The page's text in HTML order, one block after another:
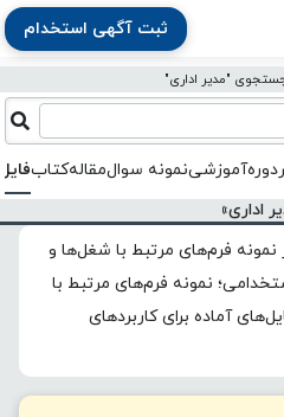
ثبت آگهی استخدام
"مدیر اداری"
دوره‌آموزشینمونه سوالمقالهکتاب
اداری»
نمونه فرم‌های مرتبط با شغل‌ها و
نمونه فرم‌های مرتبط با
آماده برای کاربردهای